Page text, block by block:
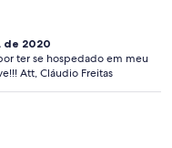
de 2020
ter se hospedado em meu
Att, Cláudio Freitas